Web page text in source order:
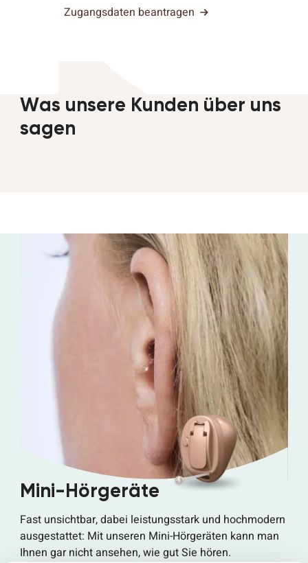
Zugangsdaten beantragen
Was unsere Kunden über uns
sagen
Mini-Hörgeräte
Fast unsichtbar, dabei leistungsstark und hochmodern
ausgestattet: Mit unseren Mini-Hörgeräten kann man
Ihnen gar nicht ansehen, wie gut Sie hören.